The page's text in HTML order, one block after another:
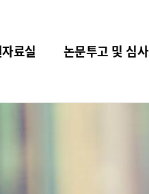
료실 논문투고 및 심사